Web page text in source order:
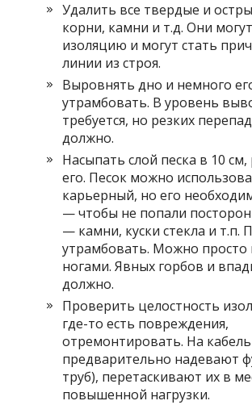
Удалить все твердые и
корни, камни и т.д. Они
изоляцию и могут стать
линии из строя.
Выровнять дно и немного
утрамбовать. В уровень
требуется, но резких
должно.
Насыпать слой песка в 10
его. Песок можно
карьерный, но его
— чтобы не попали
— камни, куски стекла и т.п.
утрамбовать. Можно просто
ногами. Явных горбов и
должно.
Проверить целостность
где-то есть повреждения,
отремонтировать. На кабель
предварительно надевают
труб), перетаскивают их в
повышенной нагрузки.